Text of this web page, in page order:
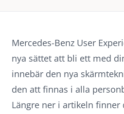
Mercedes-Benz User
nya sättet att bli ett med
innebär den nya
den att finnas i alla
Längre ner i artikeln finner